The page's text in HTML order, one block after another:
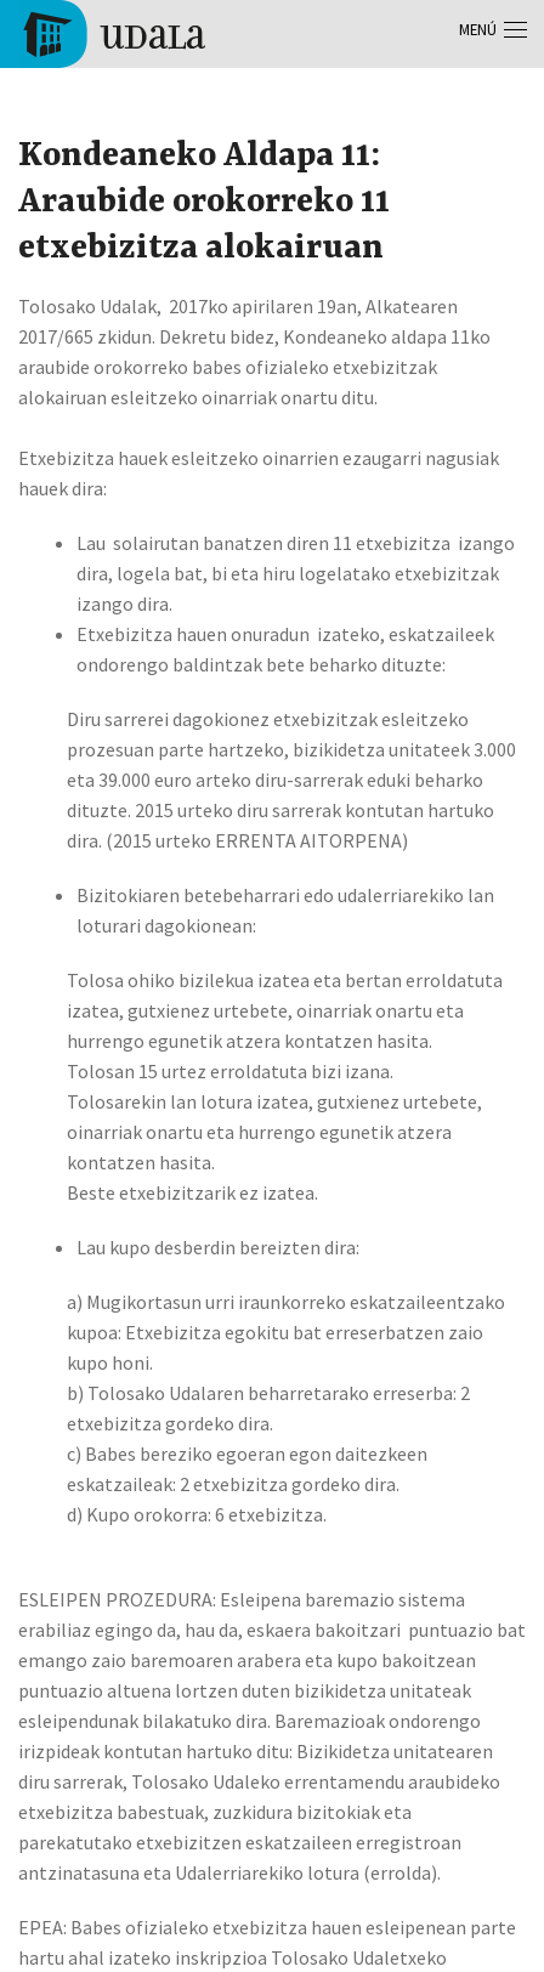
Pasar al contenido principal
Kondeaneko Aldapa 11:
Araubide orokorreko 11
etxebizitza alokairuan
Tolosako Udalak, 2017ko apirilaren 19an, Alkatearen
2017/665 zkidun. Dekretu bidez, Kondeaneko aldapa 11ko
araubide orokorreko babes ofizialeko etxebizitzak
alokairuan esleitzeko oinarriak onartu ditu.
Etxebizitza hauek esleitzeko oinarrien ezaugarri nagusiak
hauek dira:
Lau solairutan banatzen diren 11 etxebizitza izango
dira, logela bat, bi eta hiru logelatako etxebizitzak
izango dira.
Etxebizitza hauen onuradun izateko, eskatzaileek
ondorengo baldintzak bete beharko dituzte:
Diru sarrerei dagokionez etxebizitzak esleitzeko
prozesuan parte hartzeko, bizikidetza unitateek 3.000
eta 39.000 euro arteko diru-sarrerak eduki beharko
dituzte. 2015 urteko diru sarrerak kontutan hartuko
dira. (2015 urteko ERRENTA AITORPENA)
Bizitokiaren betebeharrari edo udalerriarekiko lan
loturari dagokionean:
Tolosa ohiko bizilekua izatea eta bertan erroldatuta
izatea, gutxienez urtebete, oinarriak onartu eta
hurrengo egunetik atzera kontatzen hasita.
Tolosan 15 urtez erroldatuta bizi izana.
Tolosarekin lan lotura izatea, gutxienez urtebete,
oinarriak onartu eta hurrengo egunetik atzera
kontatzen hasita.
Beste etxebizitzarik ez izatea.
Lau kupo desberdin bereizten dira:
a) Mugikortasun urri iraunkorreko eskatzaileentzako
kupoa: Etxebizitza egokitu bat erreserbatzen zaio
kupo honi.
b) Tolosako Udalaren beharretarako erreserba: 2
etxebizitza gordeko dira.
c) Babes bereziko egoeran egon daitezkeen
eskatzaileak: 2 etxebizitza gordeko dira.
d) Kupo orokorra: 6 etxebizitza.
ESLEIPEN PROZEDURA: Esleipena baremazio sistema
erabiliaz egingo da, hau da, eskaera bakoitzari puntuazio bat
emango zaio baremoaren arabera eta kupo bakoitzean
puntuazio altuena lortzen duten bizikidetza unitateak
esleipendunak bilakatuko dira. Baremazioak ondorengo
irizpideak kontutan hartuko ditu: Bizikidetza unitatearen
diru sarrerak, Tolosako Udaleko errentamendu araubideko
etxebizitza babestuak, zuzkidura bizitokiak eta
parekatutako etxebizitzen eskatzaileen erregistroan
antzinatasuna eta Udalerriarekiko lotura (errolda).
EPEA: Babes ofizialeko etxebizitza hauen esleipenean parte
hartu ahal izateko inskripzioa Tolosako Udaletxeko
MENÚ